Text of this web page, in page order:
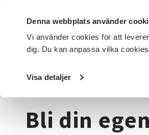
Denna webbplats använder
Vi använder cookies för att
dig. Du kan anpassa vilka
Visa detaljer
DET HÄR GÖR VI FÖR DIG SOM
Startsida / Kurser och evenemang
Bli din